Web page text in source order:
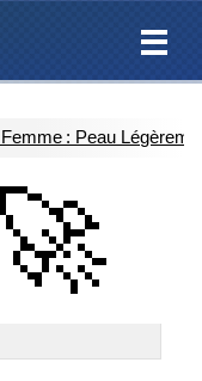
: Peau